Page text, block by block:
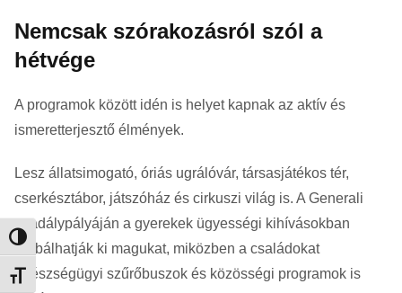
Nagy kontraszt váltása
Betűméret váltása
Nemcsak szórakozásról szól a
hétvége
A programok között idén is helyet kapnak az aktív és
ismeretterjesztő élmények.
Lesz állatsimogató, óriás ugrálóvár, társasjátékos tér,
cserkésztábor, játszóház és cirkuszi világ is. A Generali
akadálypályáján a gyerekek ügyességi kihívásokban
próbálhatják ki magukat, miközben a családokat
egészségügyi szűrőbuszok és közösségi programok is